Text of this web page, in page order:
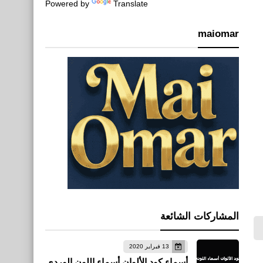
Powered by Translate
maiomar
المشاركات الشائعة
13 فبراير 2020